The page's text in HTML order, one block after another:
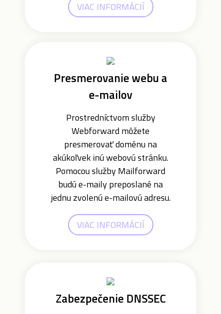
VIAC INFORMÁCIÍ
Presmerovanie webu a
e-mailov
Prostredníctvom služby
Webforward môžete
presmerovať doménu na
akúkoľvek inú webovú stránku.
Pomocou služby Mailforward
budú e-maily preposlané na
jednu zvolenú e-mailovú adresu.
VIAC INFORMÁCIÍ
Zabezpečenie DNSSEC